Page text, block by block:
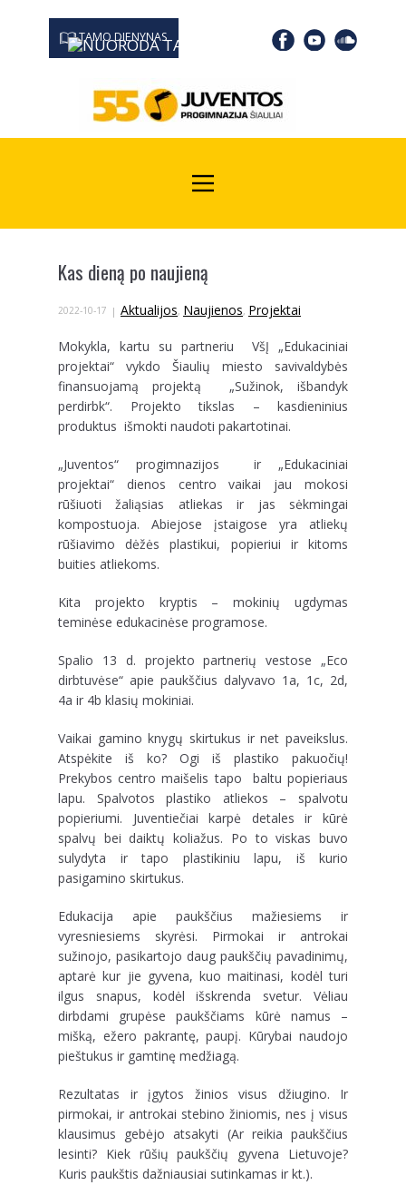
TAMO DIENYNAS
0667 19366
Kas dieną po naujieną
2022-10-17 Aktualijos, Naujienos, Projektai
Mokykla, kartu su partneriu VšĮ „Edukaciniai
projektai“ vykdo Šiaulių miesto savivaldybės
finansuojamą projektą „Sužinok, išbandyk
perdirbk“. Projekto tikslas – kasdieninius
produktus išmokti naudoti pakartotinai.
„Juventos“ progimnazijos ir „Edukaciniai
projektai“ dienos centro vaikai jau mokosi
rūšiuoti žaliąsias atliekas ir jas sėkmingai
kompostuoja. Abiejose įstaigose yra atliekų
rūšiavimo dėžės plastikui, popieriui ir kitoms
buities atliekoms.
Kita projekto kryptis – mokinių ugdymas
teminėse edukacinėse programose.
Spalio 13 d. projekto partnerių vestose „Eco
dirbtuvėse“ apie paukščius dalyvavo 1a, 1c, 2d,
4a ir 4b klasių mokiniai.
Vaikai gamino knygų skirtukus ir net paveikslus.
Atspėkite iš ko? Ogi iš plastiko pakuočių!
Prekybos centro maišelis tapo baltu popieriaus
lapu. Spalvotos plastiko atliekos – spalvotu
popieriumi. Juventiečiai karpė detales ir kūrė
spalvų bei daiktų koliažus. Po to viskas buvo
sulydyta ir tapo plastikiniu lapu, iš kurio
pasigamino skirtukus.
Edukacija apie paukščius mažiesiems ir
vyresniesiems skyrėsi. Pirmokai ir antrokai
sužinojo, pasikartojo daug paukščių pavadinimų,
aptarė kur jie gyvena, kuo maitinasi, kodėl turi
ilgus snapus, kodėl išskrenda svetur. Vėliau
dirbdami grupėse paukščiams kūrė namus –
mišką, ežero pakrantę, paupį. Kūrybai naudojo
pieštukus ir gamtinę medžiagą.
Rezultatas ir įgytos žinios visus džiugino. Ir
pirmokai, ir antrokai stebino žiniomis, nes į visus
klausimus gebėjo atsakyti (Ar reikia paukščius
lesinti? Kiek rūšių paukščių gyvena Lietuvoje?
Kuris paukštis dažniausiai sutinkamas ir kt.).